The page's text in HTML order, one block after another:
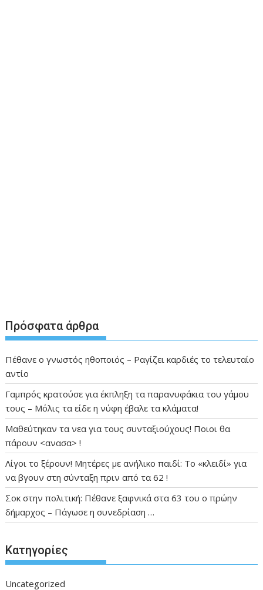
Πρόσφατα άρθρα
Πέθανε ο γνωστός ηθοποιός – Ραγίζει καρδιές το τελευταίο
αντίο
Γαμπρός κρατούσε για έκπληξη τα παρανυφάκια του γάμου
τους – Μόλις τα είδε η νύφη έβαλε τα κλάματα!
Μαθεύτηκαν τα νεα για τους συνταξιούχους! Ποιοι θα
πάρουν <ανασα> !
Λίγοι το ξέρουν! Μητέρες με ανήλικο παιδί: Το «κλειδί» για
να βγουν στη σύνταξη πριν από τα 62 !
Σοκ στην πολιτική: Πέθανε ξαφνικά στα 63 του ο πρώην
δήμαρχος – Πάγωσε η συνεδρίαση …
Kατηγορίες
Uncategorized